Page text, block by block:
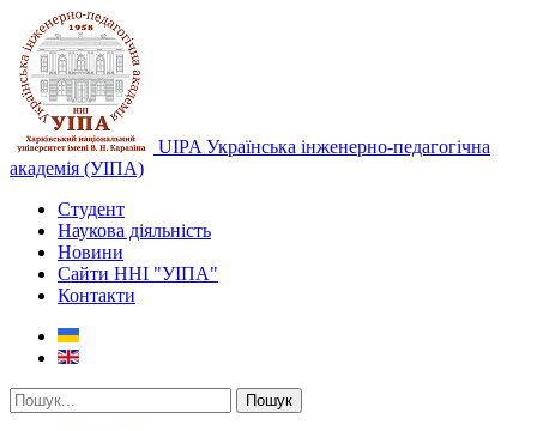
UIPA Українська інженерно-педагогічна
академія (УІПА)
Студент
Наукова діяльність
Новини
Сайти ННІ "УІПА"
Контакти
Пошук